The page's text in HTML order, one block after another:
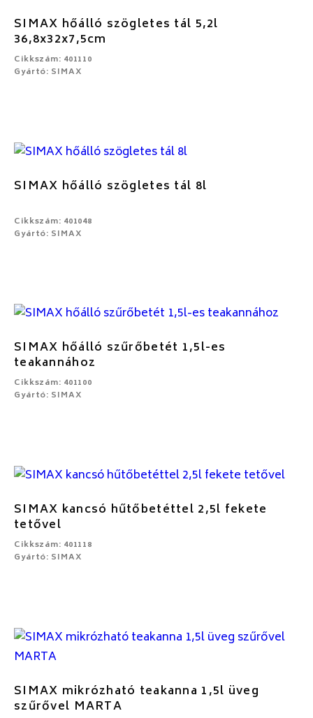
SIMAX hőálló szögletes tál 5,2l
36,8x32x7,5cm
Cikkszám: 401110
Gyártó: SIMAX
SIMAX hőálló szögletes tál 8l
Cikkszám: 401048
Gyártó: SIMAX
SIMAX hőálló szűrőbetét 1,5l-es
teakannához
Cikkszám: 401100
Gyártó: SIMAX
SIMAX kancsó hűtőbetéttel 2,5l fekete
tetővel
Cikkszám: 401118
Gyártó: SIMAX
SIMAX mikrózható teakanna 1,5l üveg
szűrővel MARTA